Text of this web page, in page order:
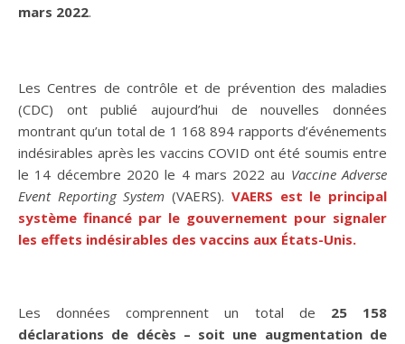
mars 2022.
Les Centres de contrôle et de prévention des maladies
(CDC) ont publié aujourd’hui de nouvelles données
montrant qu’un total de 1 168 894 rapports d’événements
indésirables après les vaccins COVID ont été soumis entre
le 14 décembre 2020 le 4 mars 2022 au Vaccine Adverse
Event Reporting System (VAERS). VAERS est le principal
système financé par le gouvernement pour signaler
les effets indésirables des vaccins aux États-Unis.
Les données comprennent un total de 25 158
déclarations de décès – soit une augmentation de